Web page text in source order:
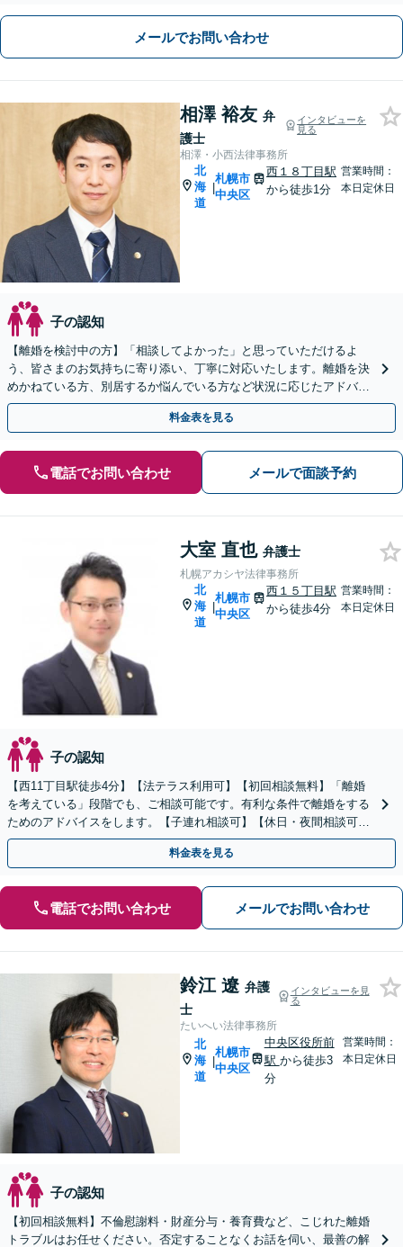
メールでお問い合わせ
相澤 裕友 弁
護士
インタビューを
見る
相澤・小西法律事務所
北
海
道
|
札幌市
中央区
西１８丁目駅
から徒歩1分
営業時間：
本日定休日
子の認知
【離婚を検討中の方】「相談してよかった」と思っていただけるよ
う、皆さまのお気持ちに寄り添い、丁寧に対応いたします。離婚を決
めかねている方、別居するか悩んでいる方など状況に応じたアドバイ
スも実施。離婚・男女問題に幅広くご相談可能です
料金表を見る
電話でお問い合わせ メールで面談予約
大室 直也 弁護士
札幌アカシヤ法律事務所
北
海
道
|
札幌市
中央区
西１５丁目駅
から徒歩4分
営業時間：
本日定休日
子の認知
【西11丁目駅徒歩4分】【法テラス利用可】【初回相談無料】「離婚
を考えている」段階でも、ご相談可能です。有利な条件で離婚をする
ためのアドバイスをします。【子連れ相談可】【休日・夜間相談可】
お気軽にご相談ください。
料金表を見る
電話でお問い合わせ メールでお問い合わせ
鈴江 遼 弁護
士
インタビューを見
る
たいへい法律事務所
北
海
道
|
札幌市
中央区
中央区役所前
駅 から徒歩3
分
営業時間：
本日定休日
子の認知
【初回相談無料】不倫慰謝料・財産分与・養育費など、こじれた離婚
トラブルはお任せください。否定することなくお話を伺い、最善の解